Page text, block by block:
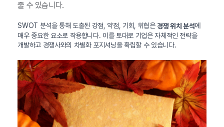
줄 수 있습니다.
SWOT 분석을 통해 도출된 강점, 약점, 기회, 위협은경쟁 위치 분석에
매우 중요한 요소로 작용합니다. 이를 토대로 기업은 자체적인 전략을
개발하고 경쟁사와의 차별화 포지셔닝을 확립할 수 있습니다.